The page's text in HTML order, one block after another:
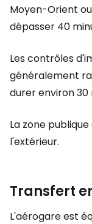
Moyen-Orient
dépasser 40
Les contrôles
généralement
durer environ 30
La zone
l'extérieur.
Transfert
L'aérogare est